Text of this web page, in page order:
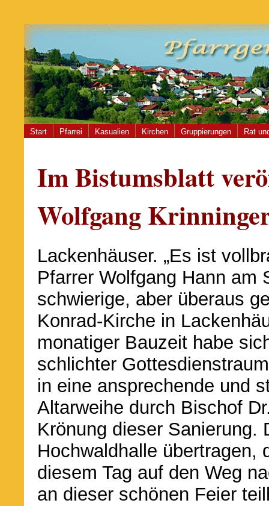
Start Pfarrei Kasualien Kirchen Gruppierungen Rat
Im Bistumsblatt
Wolfgang
Lackenhäuser. „Es ist
Pfarrer Wolfgang Hann am
schwierige, aber überaus
Konrad-Kirche in
monatiger Bauzeit habe
schlichter
in eine ansprechende und
Altarweihe durch Bischof
Krönung dieser Sanierung.
Hochwaldhalle übertragen,
diesem Tag auf den Weg
an dieser schönen Feier